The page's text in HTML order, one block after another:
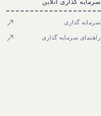
سرمایه گذاری آنلاین
سرمایه گذاری
راهنمای سرمایه گذاری